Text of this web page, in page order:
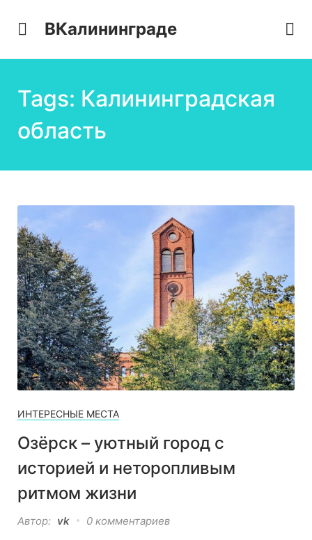
ВКалининграде
Tags: Калининградская
область
ИНТЕРЕСНЫЕ МЕСТА
Озёрск – уютный город с
историей и неторопливым
ритмом жизни
Автор: vk 0 комментариев